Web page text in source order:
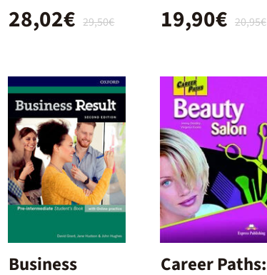
29,50€
28,02€ 20,95€
19,90€
Business
Career Paths: